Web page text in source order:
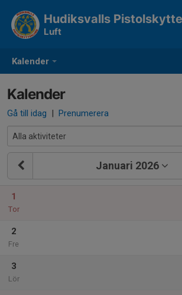
Kalender
Hudiksvalls
Luft
Kalender
Gå till idag | Prenumerera
Januari 2026
1
Tor
2
Fre
3
Lör